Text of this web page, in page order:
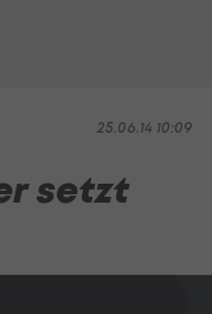
25.06.14 10:09
setzt